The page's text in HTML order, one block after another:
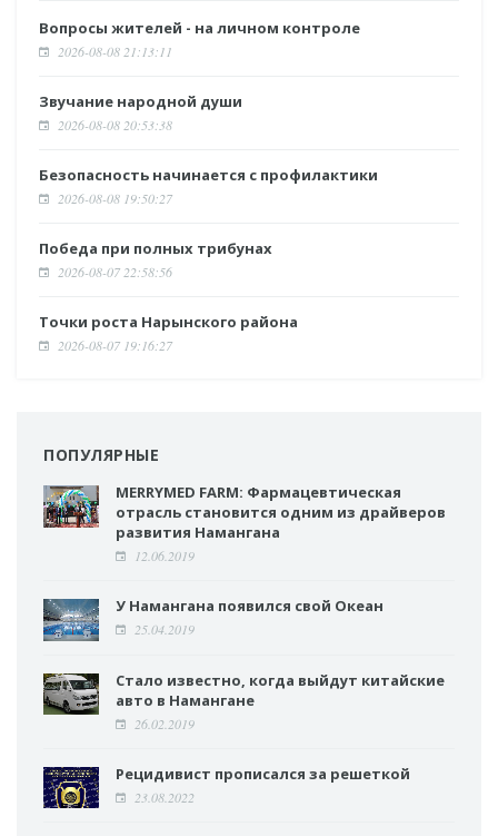
Вопросы жителей - на личном контроле
2026-08-08 21:13:11
Звучание народной души
2026-08-08 20:53:38
Безопасность начинается с профилактики
2026-08-08 19:50:27
Победа при полных трибунах
2026-08-07 22:58:56
Точки роста Нарынского района
2026-08-07 19:16:27
ПОПУЛЯРНЫЕ
MERRYMED FARM: Фармацевтическая
отрасль становится одним из драйверов
развития Намангана
12.06.2019
У Намангана появился свой Океан
25.04.2019
Стало известно, когда выйдут китайские
авто в Намангане
26.02.2019
Рецидивист прописался за решеткой
23.08.2022